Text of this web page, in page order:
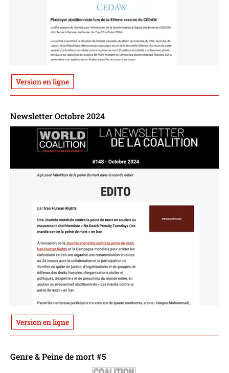
Version en ligne
Newsletter Octobre 2024
Version en ligne
Genre & Peine de mort #5